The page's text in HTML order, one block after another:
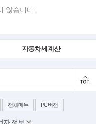
않습니다.
자동차세계산
전체메뉴 PC버전
자 정보